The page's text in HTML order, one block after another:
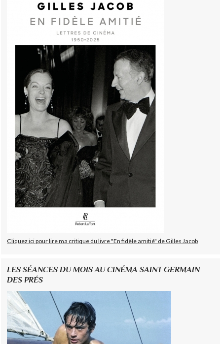
Cliquez ici pour lire ma critique du livre "En fidèle amitié" de Gilles Jacob
LES SÉANCES DU MOIS AU CINÉMA SAINT GERMAIN
DES PRÉS